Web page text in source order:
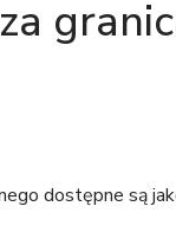
dostępne są